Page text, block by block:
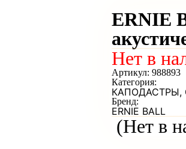
ERNIE
(Нет в
Нет в
Артикул: 988893
Категория:
Бренд:
ERNIE BALL